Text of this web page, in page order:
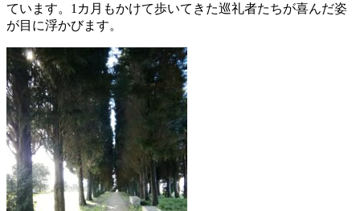
ています。1カ月もかけて歩いてきた巡礼者たちが喜んだ姿
が目に浮かびます。